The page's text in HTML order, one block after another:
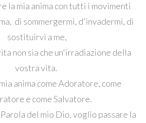
la mia anima con tutti i movimenti
di sommergermi, d'invadermi, di
sostituirvi a me,
non sia che un'irradiazione della
vostra vita.
anima come Adoratore, come
e come Salvatore.
del mio Dio, voglio passare la